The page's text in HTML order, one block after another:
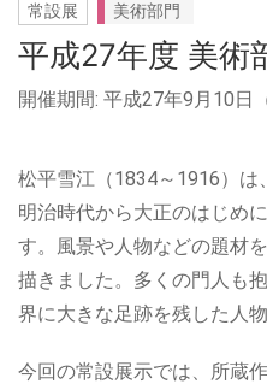
常設展 美術部門
平成27年度 美術
開催期間: 平成27年9月10日
松平雪江（1834～1916）は
明治時代から大正のはじめ
す。風景や人物などの題材
描きました。多くの門人も
界に大きな足跡を残した人物
今回の常設展示では、所蔵